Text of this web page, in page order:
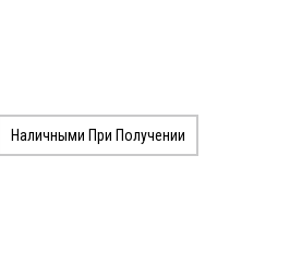
Наличными При Получении